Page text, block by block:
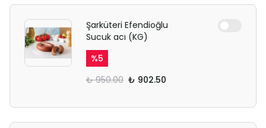
Şarküteri Efendioğlu
Sucuk acı (KG)
%5
₺ 950.00 ₺ 902.50